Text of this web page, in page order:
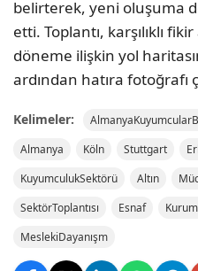
belirterek, yeni oluşuma
etti. Toplantı, karşılıklı
döneme ilişkin yol
ardından hatıra fotoğrafı
Kelimeler:
Almanya
Köln Stuttgart
KuyumculukSektörü
Altın
SektörToplantısı
Esnaf
MeslekiDayanışm